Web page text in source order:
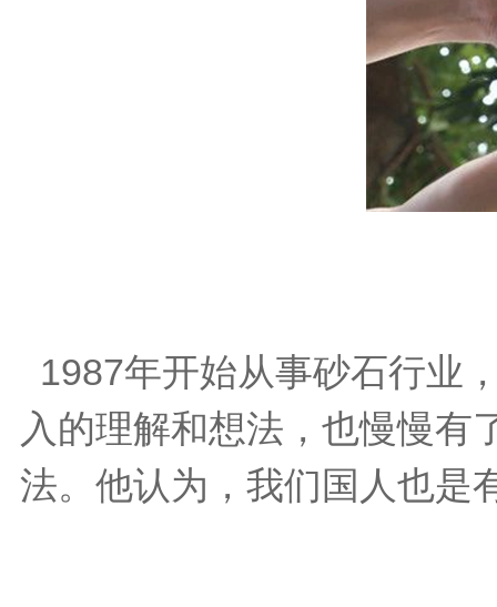
1987年开始从事砂石行业
入的理解和想法，也慢慢有
法。他认为，我们国人也是